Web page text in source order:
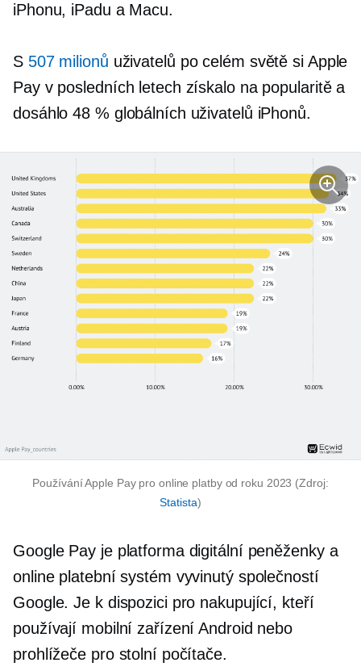
iPhonu, iPadu a Macu.
S 507 milionů uživatelů po celém světě si Apple
Pay v posledních letech získalo na popularitě a
dosáhlo 48 % globálních uživatelů iPhonů.
Používání Apple Pay pro online platby od roku 2023 (Zdroj:
Statista)
Google Pay je platforma digitální peněženky a
online platební systém vyvinutý společností
Google. Je k dispozici pro nakupující, kteří
používají mobilní zařízení Android nebo
prohlížeče pro stolní počítače.